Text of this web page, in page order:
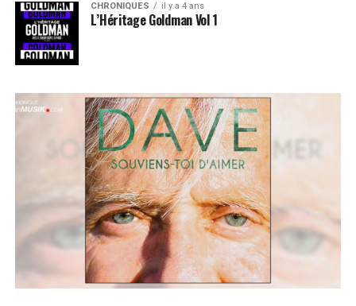
CHRONIQUES il y a 4 ans
L’Héritage Goldman Vol 1